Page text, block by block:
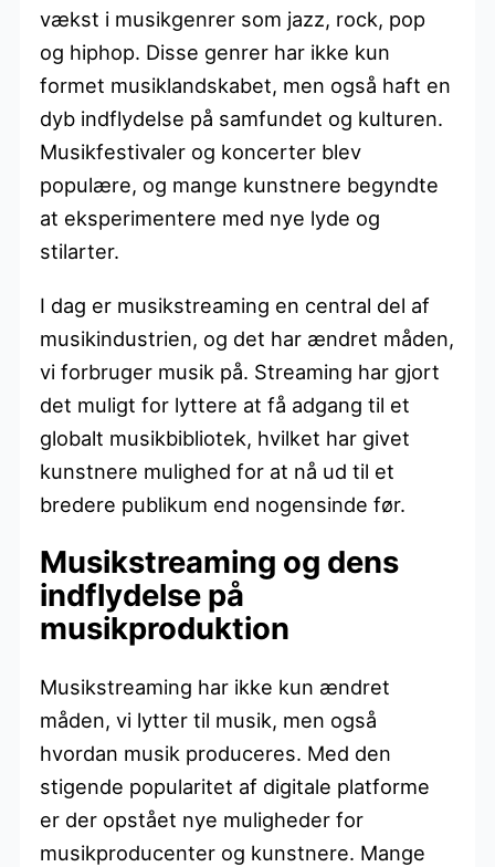
vækst i musikgenrer som jazz, rock, pop
og hiphop. Disse genrer har ikke kun
formet musiklandskabet, men også haft en
dyb indflydelse på samfundet og kulturen.
Musikfestivaler og koncerter blev
populære, og mange kunstnere begyndte
at eksperimentere med nye lyde og
stilarter.
I dag er musikstreaming en central del af
musikindustrien, og det har ændret måden,
vi forbruger musik på. Streaming har gjort
det muligt for lyttere at få adgang til et
globalt musikbibliotek, hvilket har givet
kunstnere mulighed for at nå ud til et
bredere publikum end nogensinde før.
Musikstreaming og dens
indflydelse på
musikproduktion
Musikstreaming har ikke kun ændret
måden, vi lytter til musik, men også
hvordan musik produceres. Med den
stigende popularitet af digitale platforme
er der opstået nye muligheder for
musikproducenter og kunstnere. Mange